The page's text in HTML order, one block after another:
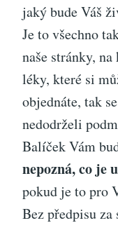
jaký bude Váš
Je to všechno
naše stránky,
léky, které si
objednáte, tak
nedodrželi
Balíček Vám
nepozná, co je
pokud je to pro
Bez předpisu za